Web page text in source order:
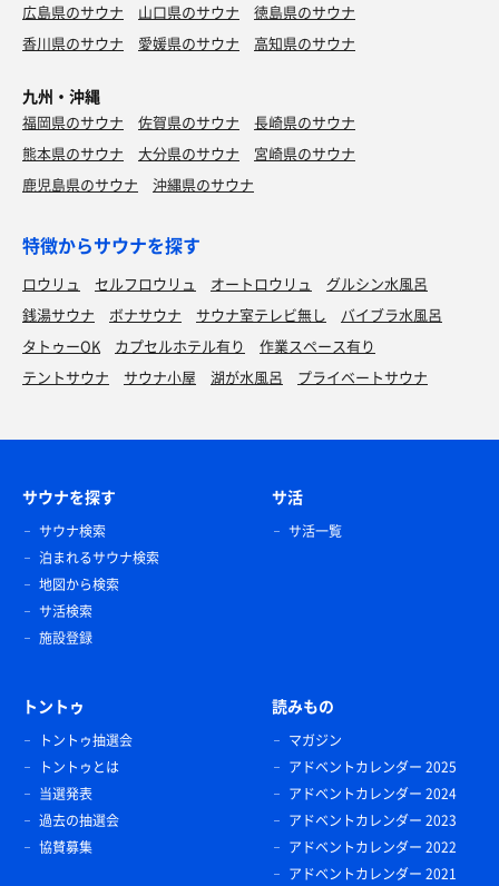
広島県のサウナ
山口県のサウナ
徳島県のサウナ
香川県のサウナ
愛媛県のサウナ 高知県のサウナ
九州・沖縄
福岡県のサウナ 佐賀県のサウナ
長崎県のサウナ
熊本県のサウナ
大分県のサウナ
宮崎県のサウナ
鹿児島県のサウナ
沖縄県のサウナ
特徴からサウナを探す
ロウリュ セルフロウリュ オートロウリュ
グルシン水風呂
銭湯サウナ
ボナサウナ サウナ室テレビ無し
バイブラ水風呂
タトゥーOK
カプセルホテル有り
作業スペース有り
テントサウナ
サウナ小屋 湖が水風呂 プライベートサウナ
サウナを探す
サウナ検索
泊まれるサウナ検索
地図から検索
サ活検索
施設登録
サ活
サ活一覧
トントゥ
トントゥ抽選会
トントゥとは
当選発表
過去の抽選会
協賛募集
読みもの
マガジン
アドベントカレンダー 2025
アドベントカレンダー 2024
アドベントカレンダー 2023
アドベントカレンダー 2022
アドベントカレンダー 2021